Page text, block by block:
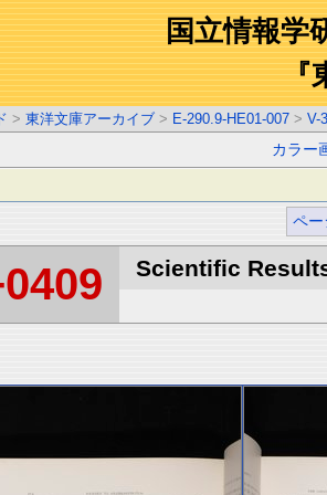
国立情報学
『
> 東洋文庫アーカイブ > E-290.9-HE01-007 > V-3
カラー
ペー
Scientific